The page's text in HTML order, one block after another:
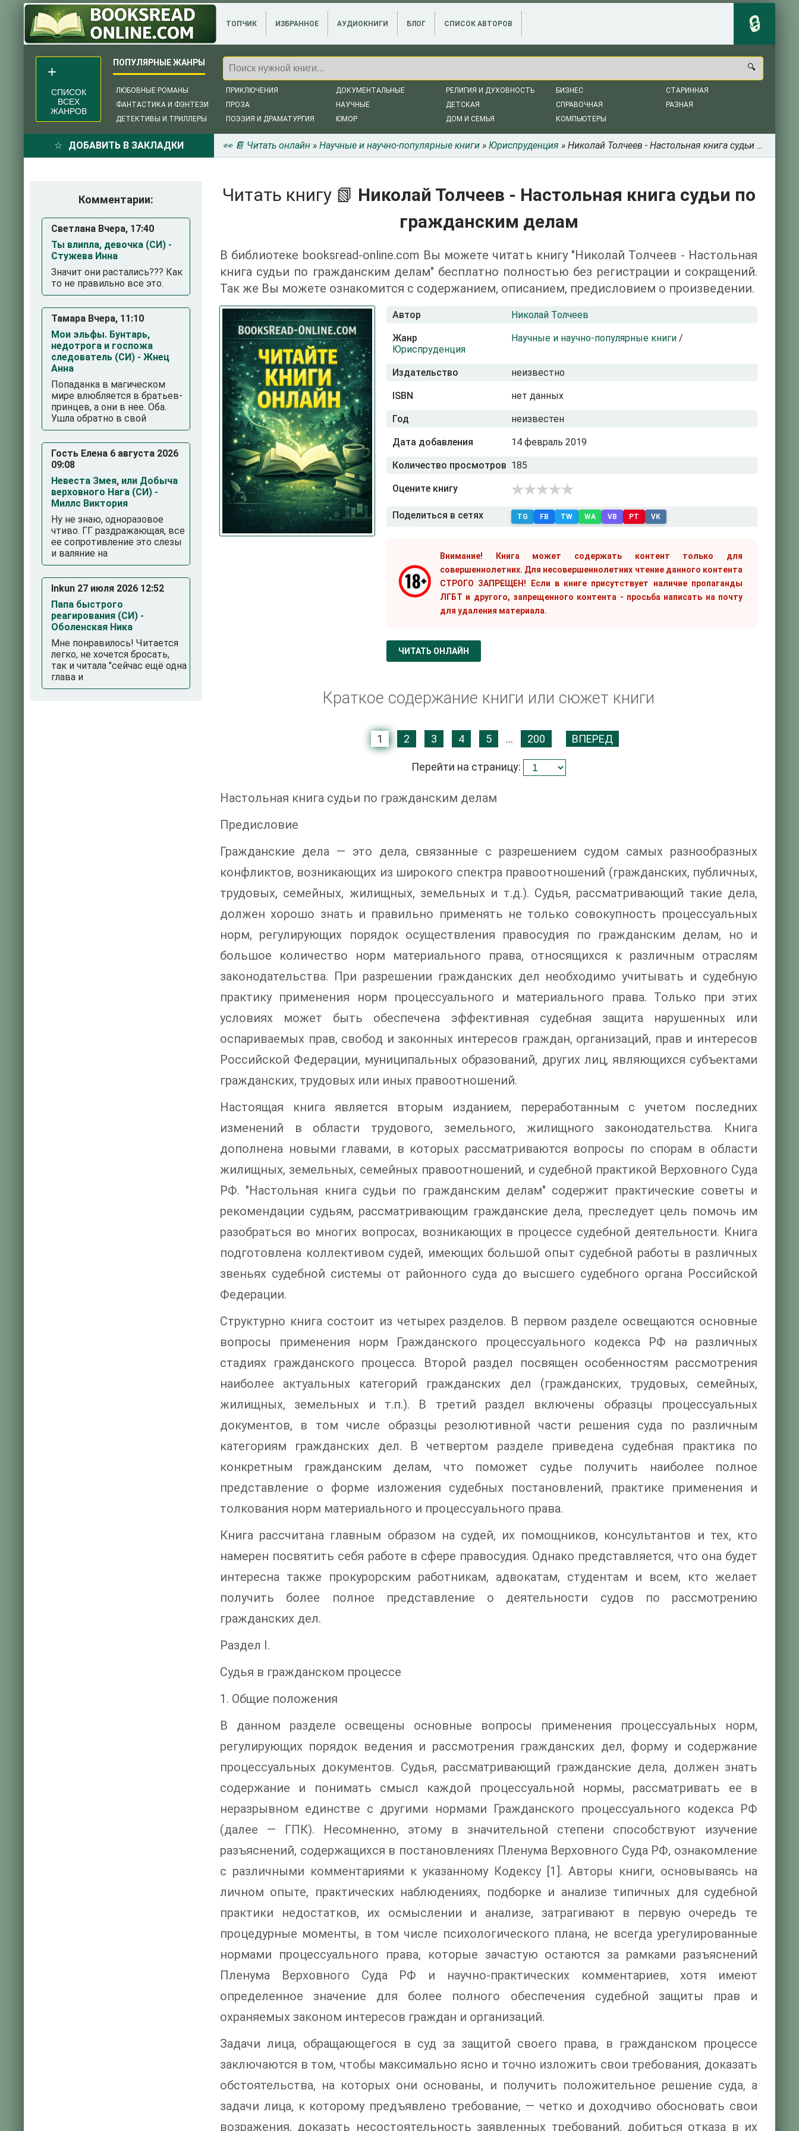
ТОПЧИК ИЗБРАННОЕ АУДИОКНИГИ БЛОГ СПИСОК АВТОРОВ
ЛЮБОВНЫЕ РОМАНЫ
ФАНТАСТИКА И ФЭНТЕЗИ
ДЕТЕКТИВЫ И ТРИЛЛЕРЫ
ПРИКЛЮЧЕНИЯ
ПРОЗА
ПОЭЗИЯ И ДРАМАТУРГИЯ
ДОКУМЕНТАЛЬНЫЕ
НАУЧНЫЕ
ЮМОР
РЕЛИГИЯ И ДУХОВНОСТЬ
ДЕТСКАЯ
ДОМ И СЕМЬЯ
БИЗНЕС
СПРАВОЧНАЯ
КОМПЬЮТЕРЫ
СТАРИННАЯ
РАЗНАЯ
СПИСОК
ВСЕХ
ЖАНРОВ
ДОБАВИТЬ В ЗАКЛАДКИ 👀 📔 Читать онлайн » Научные и научно-популярные книги » Юриспруденция » Николай Толчеев - Настольная книга судьи по гражданским делам
Читать книгу 📗 Николай Толчеев - Настольная книга судьи по
гражданским делам
В библиотеке booksread-online.com Вы можете читать книгу "Николай Толчеев - Настольная
книга судьи по гражданским делам" бесплатно полностью без регистрации и сокращений.
Так же Вы можете ознакомится с содержанием, описанием, предисловием о произведении.
Автор Николай Толчеев
Жанр Научные и научно-популярные книги /
Юриспруденция
Издательство неизвестно
ISBN нет данных
Год неизвестен
Дата добавления 14 февраль 2019
Количество просмотров 185
Оцените книгу
Поделиться в сетях TG FB TW WA VB PT VK
Внимание! Книга может содержать контент только для
совершеннолетних. Для несовершеннолетних чтение данного контента
СТРОГО ЗАПРЕЩЕН! Если в книге присутствует наличие пропаганды
ЛГБТ и другого, запрещенного контента - просьба написать на почту
для удаления материала.
ЧИТАТЬ ОНЛАЙН
Краткое содержание книги или сюжет книги
1 2 3 4 5 ... 200 ВПЕРЕД
Перейти на страницу:
Настольная книга судьи по гражданским делам
Предисловие
Гражданские дела — это дела, связанные с разрешением судом самых разнообразных
конфликтов, возникающих из широкого спектра правоотношений (гражданских, публичных,
трудовых, семейных, жилищных, земельных и т.д.). Судья, рассматривающий такие дела,
должен хорошо знать и правильно применять не только совокупность процессуальных
норм, регулирующих порядок осуществления правосудия по гражданским делам, но и
большое количество норм материального права, относящихся к различным отраслям
законодательства. При разрешении гражданских дел необходимо учитывать и судебную
практику применения норм процессуального и материального права. Только при этих
условиях может быть обеспечена эффективная судебная защита нарушенных или
оспариваемых прав, свобод и законных интересов граждан, организаций, прав и интересов
Российской Федерации, муниципальных образований, других лиц, являющихся субъектами
гражданских, трудовых или иных правоотношений.
Настоящая книга является вторым изданием, переработанным с учетом последних
изменений в области трудового, земельного, жилищного законодательства. Книга
дополнена новыми главами, в которых рассматриваются вопросы по спорам в области
жилищных, земельных, семейных правоотношений, и судебной практикой Верховного Суда
РФ. "Настольная книга судьи по гражданским делам" содержит практические советы и
рекомендации судьям, рассматривающим гражданские дела, преследует цель помочь им
разобраться во многих вопросах, возникающих в процессе судебной деятельности. Книга
подготовлена коллективом судей, имеющих большой опыт судебной работы в различных
звеньях судебной системы от районного суда до высшего судебного органа Российской
Федерации.
Структурно книга состоит из четырех разделов. В первом разделе освещаются основные
вопросы применения норм Гражданского процессуального кодекса РФ на различных
стадиях гражданского процесса. Второй раздел посвящен особенностям рассмотрения
наиболее актуальных категорий гражданских дел (гражданских, трудовых, семейных,
жилищных, земельных и т.п.). В третий раздел включены образцы процессуальных
документов, в том числе образцы резолютивной части решения суда по различным
категориям гражданских дел. В четвертом разделе приведена судебная практика по
конкретным гражданским делам, что поможет судье получить наиболее полное
представление о форме изложения судебных постановлений, практике применения и
толкования норм материального и процессуального права.
Книга рассчитана главным образом на судей, их помощников, консультантов и тех, кто
намерен посвятить себя работе в сфере правосудия. Однако представляется, что она будет
интересна также прокурорским работникам, адвокатам, студентам и всем, кто желает
получить более полное представление о деятельности судов по рассмотрению
гражданских дел.
Раздел I.
Судья в гражданском процессе
1. Общие положения
В данном разделе освещены основные вопросы применения процессуальных норм,
регулирующих порядок ведения и рассмотрения гражданских дел, форму и содержание
процессуальных документов. Судья, рассматривающий гражданские дела, должен знать
содержание и понимать смысл каждой процессуальной нормы, рассматривать ее в
неразрывном единстве с другими нормами Гражданского процессуального кодекса РФ
(далее — ГПК). Несомненно, этому в значительной степени способствуют изучение
разъяснений, содержащихся в постановлениях Пленума Верховного Суда РФ, ознакомление
с различными комментариями к указанному Кодексу [1]. Авторы книги, основываясь на
личном опыте, практических наблюдениях, подборке и анализе типичных для судебной
практики недостатков, их осмыслении и анализе, затрагивают в первую очередь те
процедурные моменты, в том числе психологического плана, не всегда урегулированные
нормами процессуального права, которые зачастую остаются за рамками разъяснений
Пленума Верховного Суда РФ и научно-практических комментариев, хотя имеют
определенное значение для более полного обеспечения судебной защиты прав и
охраняемых законом интересов граждан и организаций.
Задачи лица, обращающегося в суд за защитой своего права, в гражданском процессе
заключаются в том, чтобы максимально ясно и точно изложить свои требования, доказать
обстоятельства, на которых они основаны, и получить положительное решение суда, а
задачи лица, к которому предъявлено требование, — четко и доходчиво обосновать свои
возражения, доказать несостоятельность заявленных требований, добиться отказа в их
Комментарии:
Светлана Вчера, 17:40
Ты влипла, девочка (СИ) -
Стужева Инна
Значит они растались??? Как
то не правильно все это.
Тамара Вчера, 11:10
Мои эльфы. Бунтарь,
недотрога и госпожа
следователь (СИ) - Жнец
Анна
Попаданка в магическом
мире влюбляется в братьев-
принцев, а они в нее. Оба.
Ушла обратно в свой
Гость Елена 6 августа 2026
09:08
Невеста Змея, или Добыча
верховного Нага (СИ) -
Миллс Виктория
Ну не знаю, одноразовое
чтиво. ГГ раздражающая, все
ее сопротивление это слезы
и валяние на
Inkun 27 июля 2026 12:52
Папа быстрого
реагирования (СИ) -
Оболенская Ника
Мне понравилось! Читается
легко, не хочется бросать,
так и читала "сейчас ещё одна
глава и